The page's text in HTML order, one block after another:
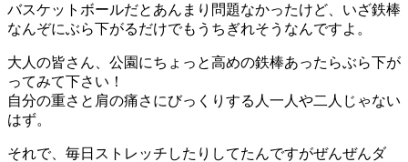
バスケットボールだとあんまり問題なかったけど、いざ鉄棒
なんぞにぶら下がるだけでもうちぎれそうなんですよ。
大人の皆さん、公園にちょっと高めの鉄棒あったらぶら下が
ってみて下さい！
自分の重さと肩の痛さにびっくりする人一人や二人じゃない
はず。
それで、毎日ストレッチしたりしてたんですがぜんぜんダ